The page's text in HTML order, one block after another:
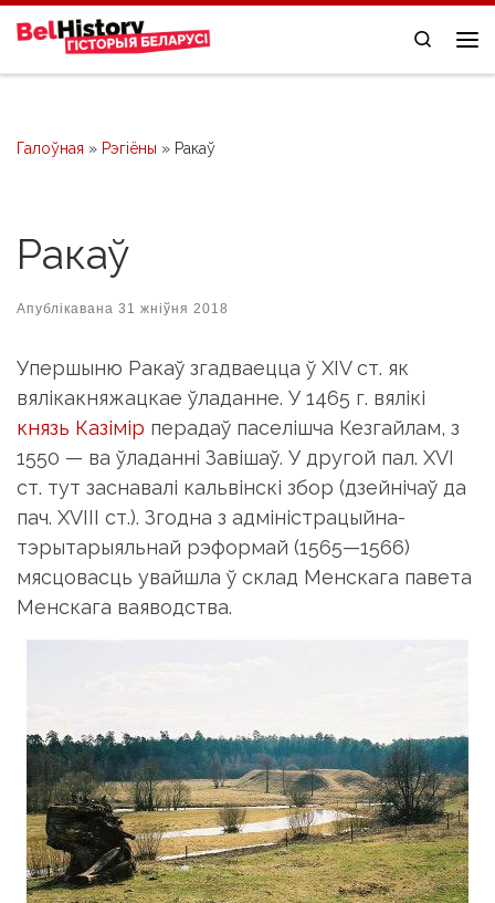
Skip to content
Search
Галоўная » Рэгіёны » Ракаў
Ракаў
Апублікавана 31 жніўня 2018
Упершыню Ракаў згадваецца ў XIV ст. як
вялікакняжацкае ўладанне. У 1465 г. вялікі
князь Казімір перадаў паселішча Кезгайлам, з
1550 — ва ўладанні Завішаў. У другой пал. ХVІ
ст. тут заснавалі кальвінскі збор (дзейнічаў да
пач. XVIII ст.). Згодна з адміністрацыйна-
тэрытарыяльнай рэформай (1565—1566)
мясцовасць увайшла ў склад Менскага павета
Менскага ваяводства.